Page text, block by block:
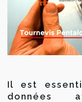
Il est
données